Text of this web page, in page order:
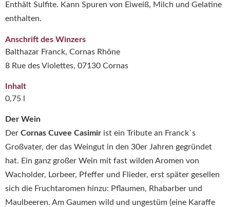
Der Wein
Der Cornas Cuvee Casimir ist ein Tribute an Franck`s
Großvater, der das Weingut in den 30er Jahren gegründet
hat. Ein ganz großer Wein mit fast wilden Aromen von
Wacholder, Lorbeer, Pfeffer und Flieder, erst später gesellen
sich die Fruchtaromen hinzu: Pflaumen, Rhabarber und
Maulbeeren. Am Gaumen wild und ungestüm (eine Karaffe
Enthält Sulfite. Kann Spuren von Eiweiß, Milch und Gelatine
enthalten.
Anschrift des Winzers
Balthazar Franck, Cornas Rhône
8 Rue des Violettes, 07130 Cornas
Inhalt
0,75 l